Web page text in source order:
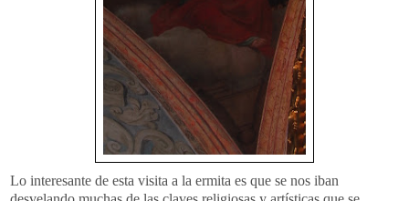
Lo interesante de esta visita a la ermita es que se nos iban